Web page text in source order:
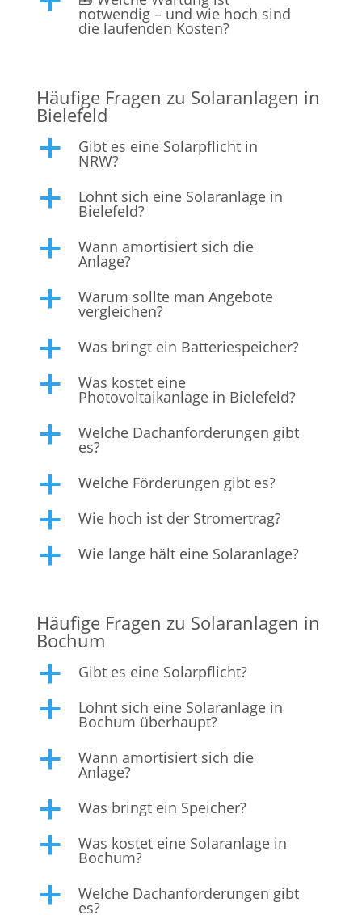
notwendig – und wie hoch sind
die laufenden Kosten?
Häufige Fragen zu Solaranlagen in
Bielefeld
a Gibt es eine Solarpflicht in
NRW?
a Lohnt sich eine Solaranlage in
Bielefeld?
a Wann amortisiert sich die
Anlage?
a Warum sollte man Angebote
vergleichen?
a Was bringt ein Batteriespeicher?
a Was kostet eine
Photovoltaikanlage in Bielefeld?
a Welche Dachanforderungen gibt
es?
a Welche Förderungen gibt es?
a Wie hoch ist der Stromertrag?
a Wie lange hält eine Solaranlage?
Häufige Fragen zu Solaranlagen in
Bochum
a Gibt es eine Solarpflicht?
a Lohnt sich eine Solaranlage in
Bochum überhaupt?
a Wann amortisiert sich die
Anlage?
a Was bringt ein Speicher?
a Was kostet eine Solaranlage in
Bochum?
a Welche Dachanforderungen gibt
es?